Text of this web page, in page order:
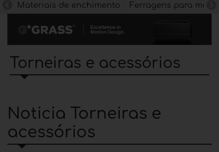
Materiais de enchimento Ferragens para
Torneiras e acessórios
Noticia Torneiras e
acessórios